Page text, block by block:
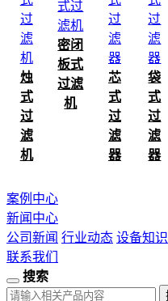
烛
式
过
滤
机
密闭
板式
过滤
机
芯
式
过
滤
器
袋
式
过
滤
器
案例中心
新闻中心
公司新闻 行业动态 设备知识
联系我们
搜索